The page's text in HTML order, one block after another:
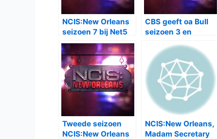
NCIS:New Orleans
seizoen 7 bij Net5
CBS geeft oa Bull
seizoen 3 en
seizoen 5
Tweede seizoen
NCIS:New Orleans
NCIS:New Orleans,
Madam Secretary